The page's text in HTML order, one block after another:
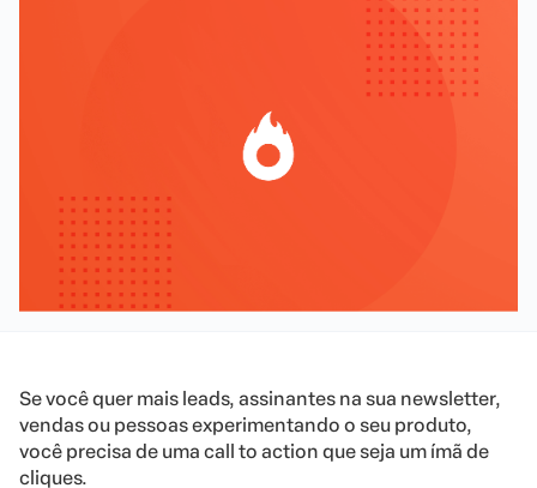
Se você quer mais leads, assinantes na sua newsletter,
vendas ou pessoas experimentando o seu produto,
você precisa de uma call to action que seja um ímã de
cliques.